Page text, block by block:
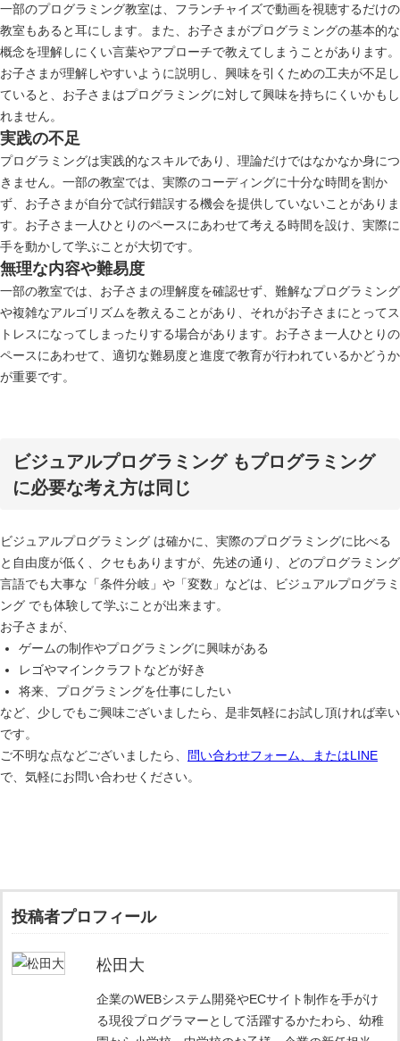
一部のプログラミング教室は、フランチャイズで動画を視聴するだけの
教室もあると耳にします。また、お子さまがプログラミングの基本的な
概念を理解しにくい言葉やアプローチで教えてしまうことがあります。
お子さまが理解しやすいように説明し、興味を引くための工夫が不足し
ていると、お子さまはプログラミングに対して興味を持ちにくいかもし
れません。
実践の不足
プログラミングは実践的なスキルであり、理論だけではなかなか身につ
きません。一部の教室では、実際のコーディングに十分な時間を割か
ず、お子さまが自分で試行錯誤する機会を提供していないことがありま
す。お子さま一人ひとりのペースにあわせて考える時間を設け、実際に
手を動かして学ぶことが大切です。
無理な内容や難易度
一部の教室では、お子さまの理解度を確認せず、難解なプログラミング
や複雑なアルゴリズムを教えることがあり、それがお子さまにとってス
トレスになってしまったりする場合があります。お子さま一人ひとりの
ペースにあわせて、適切な難易度と進度で教育が行われているかどうか
が重要です。
ビジュアルプログラミング もプログラミング
に必要な考え方は同じ
ビジュアルプログラミング は確かに、実際のプログラミングに比べる
と自由度が低く、クセもありますが、先述の通り、どのプログラミング
言語でも大事な「条件分岐」や「変数」などは、ビジュアルプログラミ
ング でも体験して学ぶことが出来ます。
お子さまが、
ゲームの制作やプログラミングに興味がある
レゴやマインクラフトなどが好き
将来、プログラミングを仕事にしたい
など、少しでもご興味ございましたら、是非気軽にお試し頂ければ幸い
です。
ご不明な点などございましたら、
問い合わせフォーム、またはLINE
で、気軽にお問い合わせください。
投稿者プロフィール
松田大
企業のWEBシステム開発やECサイト制作を手がけ
る現役プログラマーとして活躍するかたわら、幼稚